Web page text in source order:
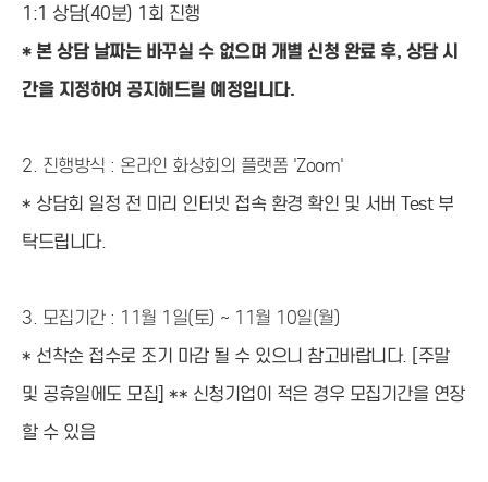
1:1 상담(40분) 1회 진행
* 본 상담 날짜는 바꾸실 수 없으며 개별 신청 완료 후, 상담 시
간을 지정하여 공지해드릴 예정입니다.
2. 진행방식 : 온라인 화상회의 플랫폼 'Zoom'
* 상담회 일정 전 미리 인터넷 접속 환경 확인 및 서버 Test 부
탁드립니다.
3. 모집기간 : 11월 1일(토) ~ 11월 10일(월)
* 선착순 접수로 조기 마감 될 수 있으니 참고바랍니다. [주말
및 공휴일에도 모집] ** 신청기업이 적은 경우 모집기간을 연장
할 수 있음